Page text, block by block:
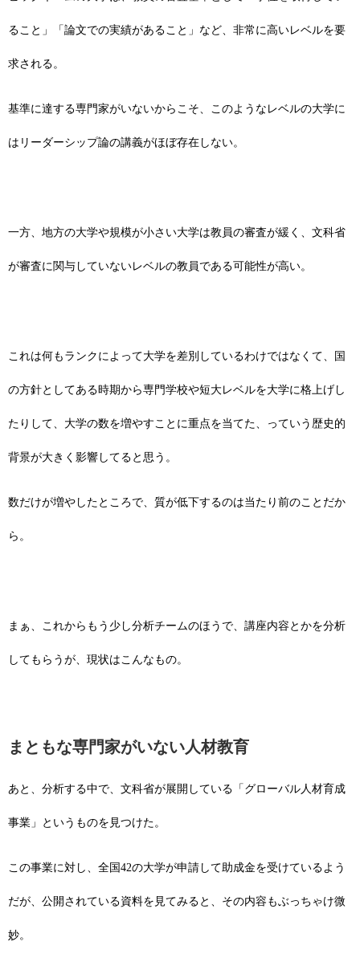
ること」「論文での実績があること」など、非常に高いレベルを要
求される。
基準に達する専門家がいないからこそ、このようなレベルの大学に
はリーダーシップ論の講義がほぼ存在しない。
一方、地方の大学や規模が小さい大学は教員の審査が緩く、文科省
が審査に関与していないレベルの教員である可能性が高い。
これは何もランクによって大学を差別しているわけではなくて、国
の方針としてある時期から専門学校や短大レベルを大学に格上げし
たりして、大学の数を増やすことに重点を当てた、っていう歴史的
背景が大きく影響してると思う。
数だけが増やしたところで、質が低下するのは当たり前のことだか
ら。
まぁ、これからもう少し分析チームのほうで、講座内容とかを分析
してもらうが、現状はこんなもの。
まともな専門家がいない人材教育
あと、分析する中で、文科省が展開している「グローバル人材育成
事業」というものを見つけた。
この事業に対し、全国42の大学が申請して助成金を受けているよう
だが、公開されている資料を見てみると、その内容もぶっちゃけ微
妙。